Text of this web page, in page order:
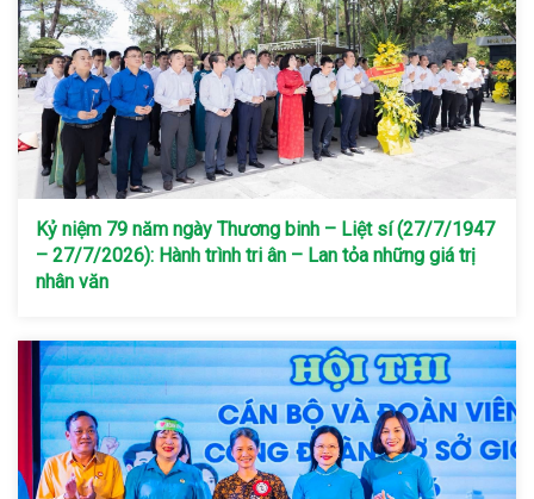
Kỷ niệm 79 năm ngày Thương binh – Liệt sí (27/7/1947
– 27/7/2026): Hành trình tri ân – Lan tỏa những giá trị
nhân văn